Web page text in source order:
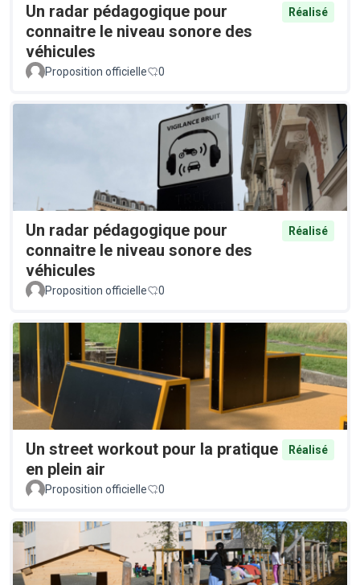
Un radar pédagogique pour
connaitre le niveau sonore des
véhicules
Réalisé
Proposition officielle 0
Un radar pédagogique pour
connaitre le niveau sonore des
véhicules
Réalisé
Proposition officielle 0
Un street workout pour la pratique
en plein air
Réalisé
Proposition officielle 0